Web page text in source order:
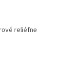
reliéfne